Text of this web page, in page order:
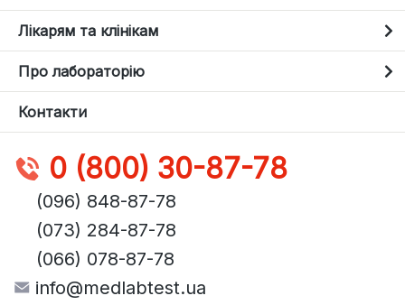
Лікарям та клінікам
Про лабораторію
Контакти
0 (800) 30-87-78
(096) 848-87-78
(073) 284-87-78
(066) 078-87-78
info@medlabtest.ua